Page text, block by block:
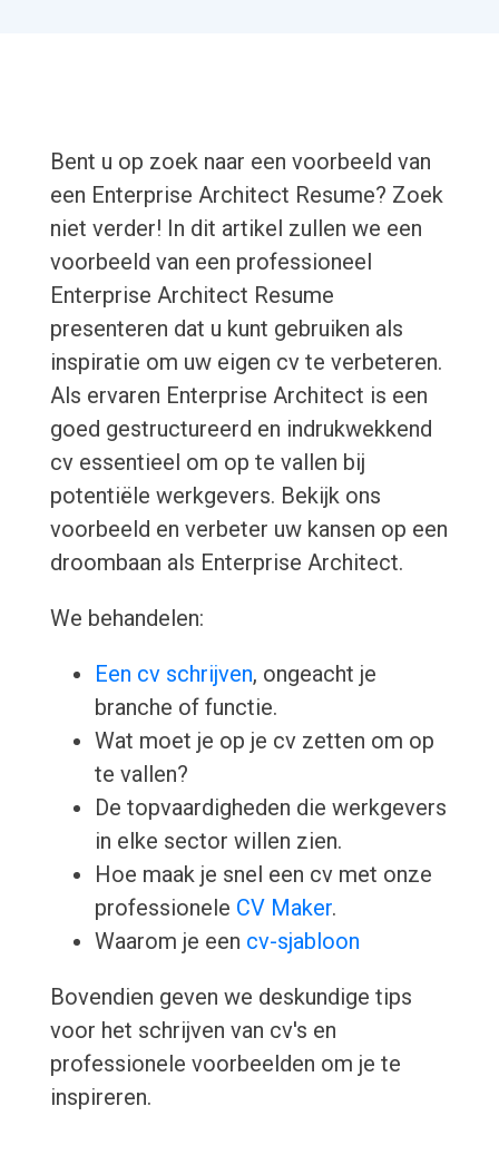
Bent u op zoek naar een voorbeeld van
een Enterprise Architect Resume? Zoek
niet verder! In dit artikel zullen we een
voorbeeld van een professioneel
Enterprise Architect Resume
presenteren dat u kunt gebruiken als
inspiratie om uw eigen cv te verbeteren.
Als ervaren Enterprise Architect is een
goed gestructureerd en indrukwekkend
cv essentieel om op te vallen bij
potentiële werkgevers. Bekijk ons
voorbeeld en verbeter uw kansen op een
droombaan als Enterprise Architect.
We behandelen:
Een cv schrijven, ongeacht je
branche of functie.
Wat moet je op je cv zetten om op
te vallen?
De topvaardigheden die werkgevers
in elke sector willen zien.
Hoe maak je snel een cv met onze
professionele CV Maker.
Waarom je een cv-sjabloon
Bovendien geven we deskundige tips
voor het schrijven van cv's en
professionele voorbeelden om je te
inspireren.